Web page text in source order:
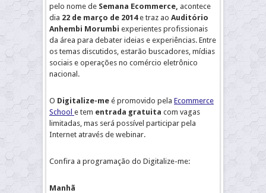
pelo nome de Semana Ecommerce, acontece
dia 22 de março de 2014e traz ao Auditório
Anhembi Morumbi experientes profissionais
da área para debater ideias e experiências. Entre
os temas discutidos, estarão buscadores, mídias
sociais e operações no comércio eletrônico
nacional.
O Digitalize-me é promovido pela Ecommerce
School e tem entrada gratuita com vagas
limitadas, mas será possível participar pela
Internet através de webinar.
Confira a programação do Digitalize-me:
Manhã